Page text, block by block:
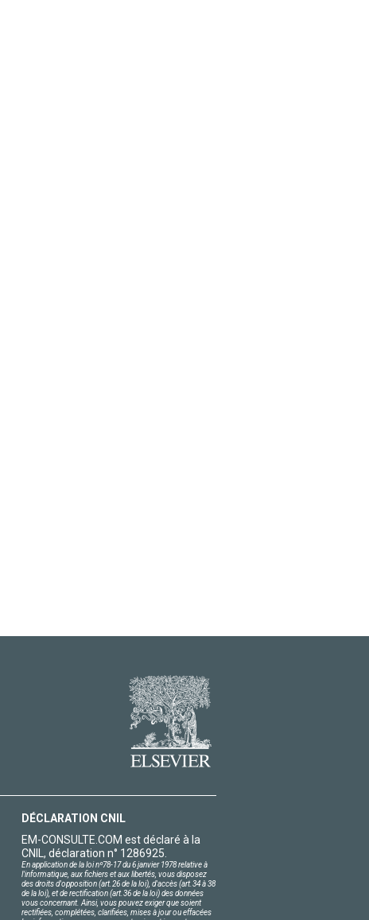
DÉCLARATION CNIL
EM-CONSULTE.COM est déclaré à la
CNIL, déclaration n° 1286925.
En application de la loi nº78-17 du 6 janvier 1978 relative à
l'informatique, aux fichiers et aux libertés, vous disposez
des droits d'opposition (art.26 de la loi), d'accès (art.34 à 38
de la loi), et de rectification (art.36 de la loi) des données
vous concernant. Ainsi, vous pouvez exiger que soient
rectifiées, complétées, clarifiées, mises à jour ou effacées